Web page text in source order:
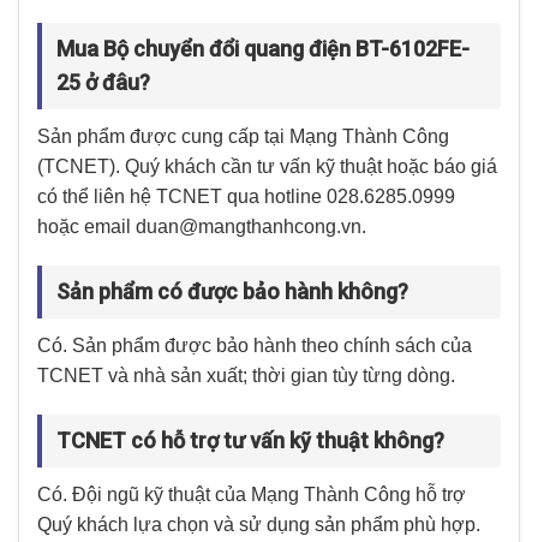
Mua Bộ chuyển đổi quang điện BT-6102FE-
25 ở đâu?
Sản phẩm được cung cấp tại Mạng Thành Công
(TCNET). Quý khách cần tư vấn kỹ thuật hoặc báo giá
có thể liên hệ TCNET qua hotline 028.6285.0999
hoặc email duan@mangthanhcong.vn.
Sản phẩm có được bảo hành không?
Có. Sản phẩm được bảo hành theo chính sách của
TCNET và nhà sản xuất; thời gian tùy từng dòng.
TCNET có hỗ trợ tư vấn kỹ thuật không?
Có. Đội ngũ kỹ thuật của Mạng Thành Công hỗ trợ
Quý khách lựa chọn và sử dụng sản phẩm phù hợp.